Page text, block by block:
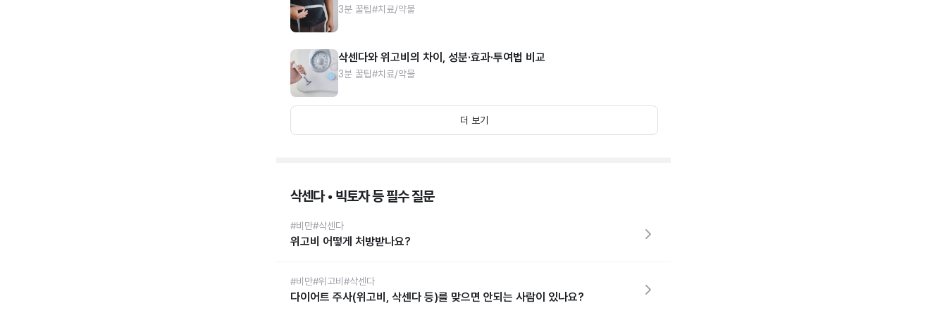
3분 꿀팁#치료/약물
삭센다와 위고비의 차이, 성분·효과·투여법 비교
3분 꿀팁#치료/약물
더 보기
삭센다 • 빅토자 등 필수 질문
#비만#삭센다
위고비 어떻게 처방받나요?
#비만#위고비 #삭센다
다이어트 주사(위고비, 삭센다 등)를 맞으면 안되는 사람이 있나요?